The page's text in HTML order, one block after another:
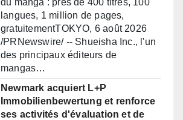
langues, 1 million de pages,
gratuitementTOKYO, 6 août 2026
/PRNewswire/ -- Shueisha Inc., l'un
des principaux éditeurs de
mangas…
Newmark acquiert L+P
Immobilienbewertung et renforce
ses activités d'évaluation et de